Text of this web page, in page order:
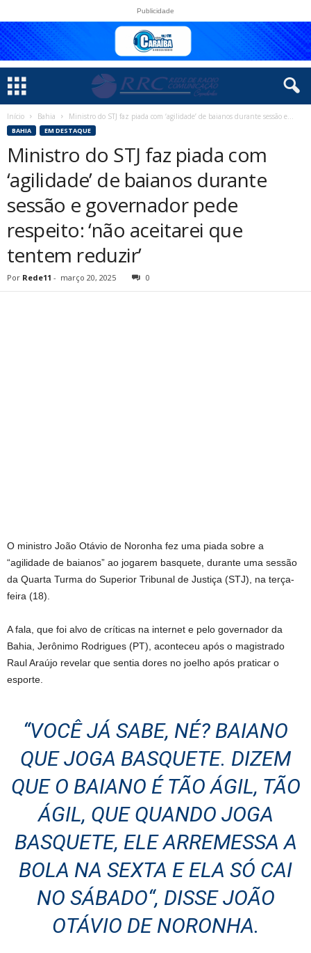
Publicidade
Início Bahia Ministro do STJ faz piada com ‘agilidade’ de baianos durante sessão e...
BAHIA EM DESTAQUE
Ministro do STJ faz piada com
‘agilidade’ de baianos durante
sessão e governador pede
respeito: ‘não aceitarei que
tentem reduzir’
Por Rede11 - março 20, 2025 0
O ministro João Otávio de Noronha fez uma piada sobre a
“agilidade de baianos” ao jogarem basquete, durante uma sessão
da Quarta Turma do Superior Tribunal de Justiça (STJ), na terça-
feira (18).
A fala, que foi alvo de críticas na internet e pelo governador da
Bahia, Jerônimo Rodrigues (PT), aconteceu após o magistrado
Raul Araújo revelar que sentia dores no joelho após praticar o
esporte.
“VOCÊ JÁ SABE, NÉ? BAIANO
QUE JOGA BASQUETE. DIZEM
QUE O BAIANO É TÃO ÁGIL, TÃO
ÁGIL, QUE QUANDO JOGA
BASQUETE, ELE ARREMESSA A
BOLA NA SEXTA E ELA SÓ CAI
NO SÁBADO“, DISSE JOÃO
OTÁVIO DE NORONHA.